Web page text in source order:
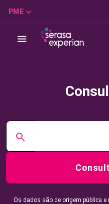
PME
Os dados são de origem pública